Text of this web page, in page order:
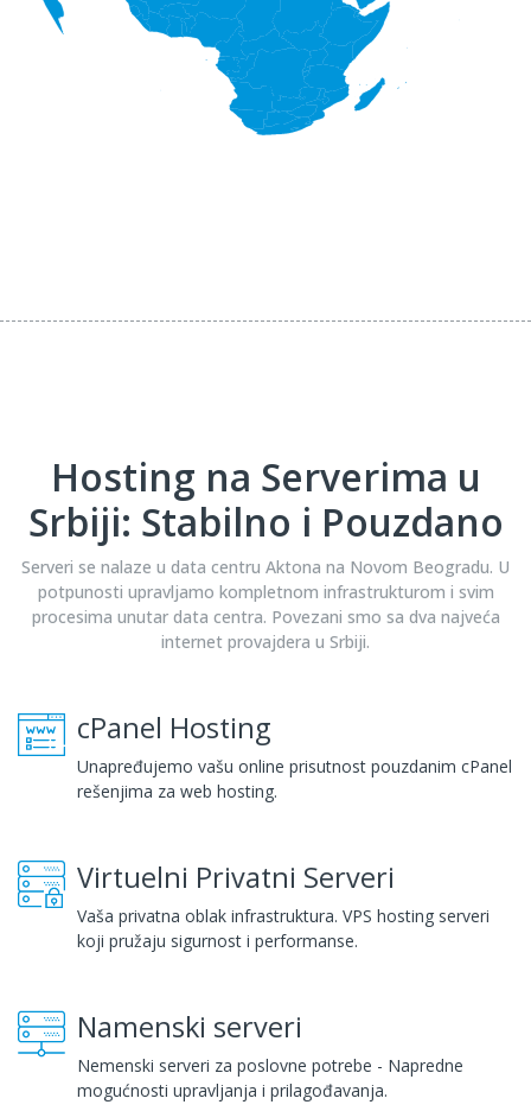
Hosting na Serverima u
Srbiji: Stabilno i Pouzdano
Serveri se nalaze u data centru Aktona na Novom Beogradu. U
potpunosti upravljamo kompletnom infrastrukturom i svim
procesima unutar data centra. Povezani smo sa dva najveća
internet provajdera u Srbiji.
cPanel Hosting
Unapređujemo vašu online prisutnost pouzdanim cPanel
rešenjima za web hosting.
Virtuelni Privatni Serveri
Vaša privatna oblak infrastruktura. VPS hosting serveri
koji pružaju sigurnost i performanse.
Namenski serveri
Nemenski serveri za poslovne potrebe - Napredne
mogućnosti upravljanja i prilagođavanja.